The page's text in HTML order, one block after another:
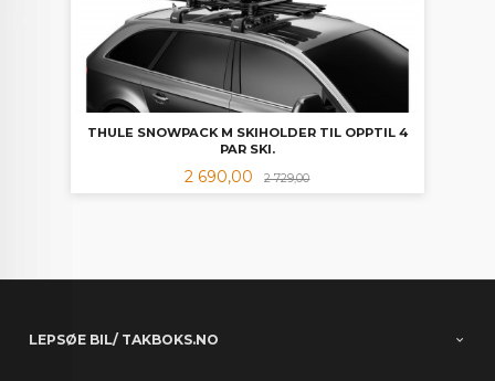
THULE SNOWPACK M SKIHOLDER TIL OPPTIL 4
PAR SKI.
Tilbud
2 690,00 2 729,00Rabatt
LEPSØE BIL/ TAKBOKS.NO